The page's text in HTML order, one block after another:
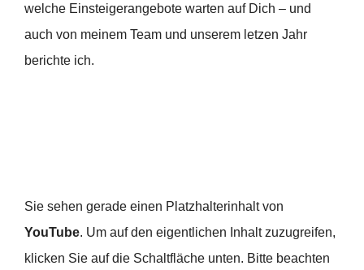
welche Einsteigerangebote warten auf Dich – und
auch von meinem Team und unserem letzen Jahr
berichte ich.
Sie sehen gerade einen Platzhalterinhalt von
YouTube. Um auf den eigentlichen Inhalt zuzugreifen,
klicken Sie auf die Schaltfläche unten. Bitte beachten